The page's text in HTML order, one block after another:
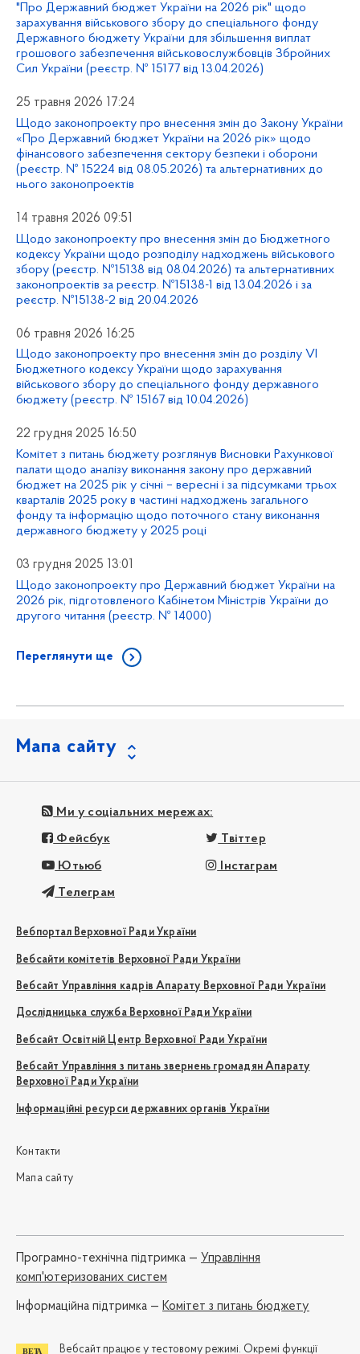
"Про Державний бюджет України на 2026 рік" щодо
зарахування військового збору до спеціального фонду
Державного бюджету України для збільшення виплат
грошового забезпечення військовослужбовців Збройних
Сил України (реєстр. № 15177 від 13.04.2026)
25 травня 2026 17:24
Щодо законопроекту про внесення змін до Закону України
«Про Державний бюджет України на 2026 рік» щодо
фінансового забезпечення сектору безпеки і оборони
(реєстр. № 15224 від 08.05.2026) та альтернативних до
нього законопроектів
14 травня 2026 09:51
Щодо законопроекту про внесення змін до Бюджетного
кодексу України щодо розподілу надходжень військового
збору (реєстр. №15138 від 08.04.2026) та альтернативних
законопроектів за реєстр. №15138-1 від 13.04.2026 і за
реєстр. №15138-2 від 20.04.2026
06 травня 2026 16:25
Щодо законопроекту про внесення змін до розділу VI
Бюджетного кодексу України щодо зарахування
військового збору до спеціального фонду державного
бюджету (реєстр. № 15167 від 10.04.2026)
22 грудня 2025 16:50
Комітет з питань бюджету розглянув Висновки Рахункової
палати щодо аналізу виконання закону про державний
бюджет на 2025 рік у січні – вересні і за підсумками трьох
кварталів 2025 року в частині надходжень загального
фонду та інформацію щодо поточного стану виконання
державного бюджету у 2025 році
03 грудня 2025 13:01
Щодо законопроекту про Державний бюджет України на
2026 рік, підготовленого Кабінетом Міністрів України до
другого читання (реєстр. № 14000)
Переглянути ще
Мапа сайту
Ми у соціальних мережах:
Фейсбук Твіттер
Ютьюб Інстаграм
Телеграм
Вебпортал Верховної Ради України
Вебсайти комітетів Верховної Ради України
Вебсайт Управління кадрів Апарату Верховної Ради України
Дослідницька служба Верховної Ради України
Вебсайт Освітній Центр Верховної Ради України
Вебсайт Управління з питань звернень громадян Апарату
Верховної Ради України
Інформаційні ресурси державних органів України
Контакти
Мапа сайту
Програмно-технічна підтримка — Управління
комп'ютеризованих систем
Iнформаційна підтримка — Комітет з питань бюджету
Вебсайт працює у тестовому режимі. Окремі функції